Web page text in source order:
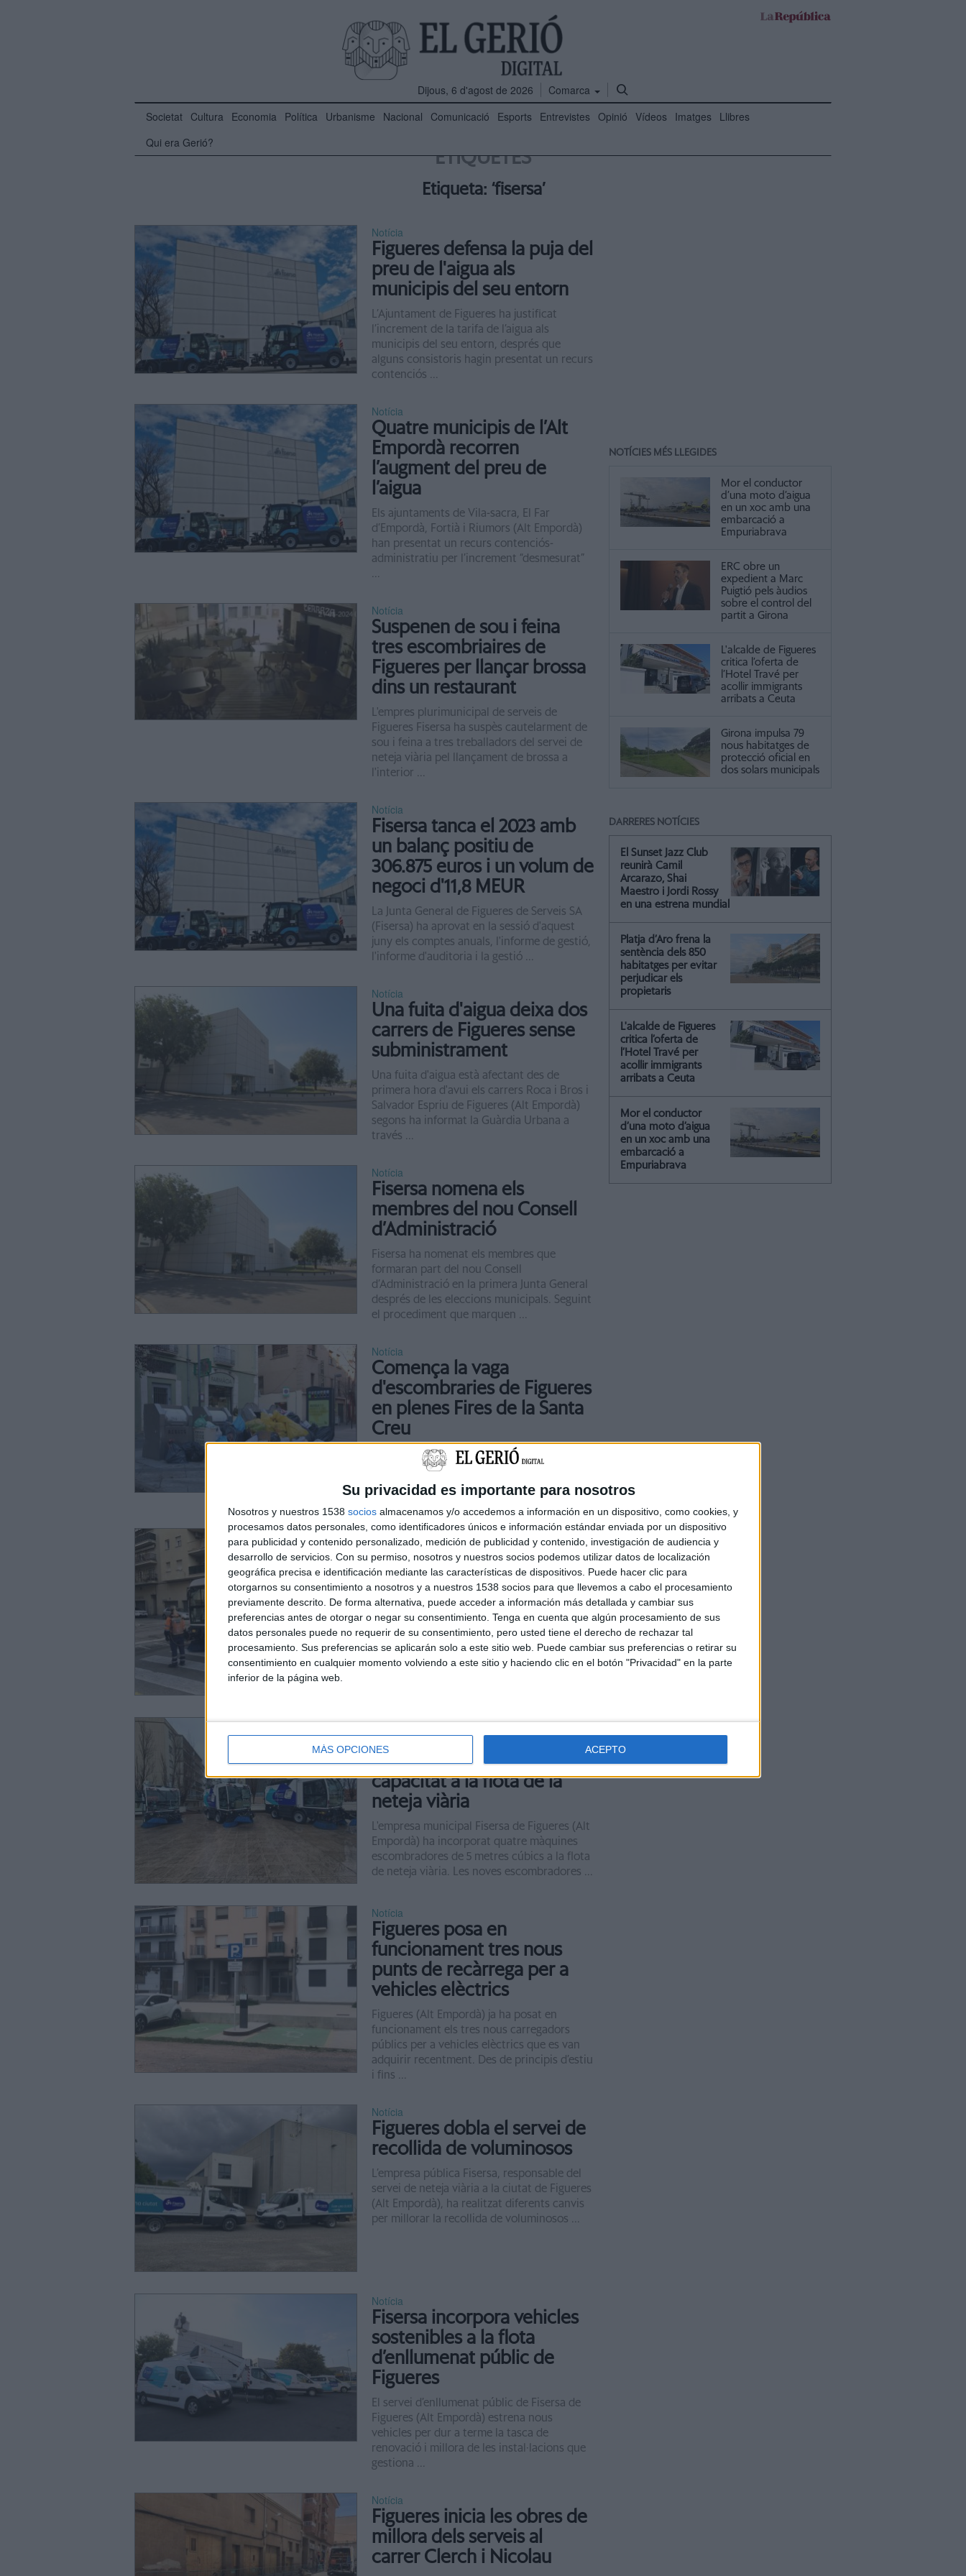
Su privacidad es importante para nosotros
Nosotros y nuestros 1538 socios almacenamos y/o accedemos a información en un dispositivo, como cookies, y
procesamos datos personales, como identificadores únicos e información estándar enviada por un dispositivo
para publicidad y contenido personalizado, medición de publicidad y contenido, investigación de audiencia y
desarrollo de servicios. Con su permiso, nosotros y nuestros socios podemos utilizar datos de localización
geográfica precisa e identificación mediante las características de dispositivos. Puede hacer clic para
otorgarnos su consentimiento a nosotros y a nuestros 1538 socios para que llevemos a cabo el procesamiento
previamente descrito. De forma alternativa, puede acceder a información más detallada y cambiar sus
preferencias antes de otorgar o negar su consentimiento. Tenga en cuenta que algún procesamiento de sus
datos personales puede no requerir de su consentimiento, pero usted tiene el derecho de rechazar tal
procesamiento. Sus preferencias se aplicarán solo a este sitio web. Puede cambiar sus preferencias o retirar su
consentimiento en cualquier momento volviendo a este sitio y haciendo clic en el botón "Privacidad" en la parte
inferior de la página web.
MÁS OPCIONES ACEPTO
Dijous, 6 d'agost de 2026
Comarca
Societat Cultura Economia Política Urbanisme Nacional Comunicació Esports Entrevistes Opinió Vídeos Imatges Llibres
Qui era Gerió?
ETIQUETES
Etiqueta: ‘fisersa’
Notícia
Figueres defensa la puja del
preu de l'aigua als
municipis del seu entorn
L’Ajuntament de Figueres ha justificat
l’increment de la tarifa de l’aigua als
municipis del seu entorn, després que
alguns consistoris hagin presentat un recurs
contenciós ...
Notícia
Quatre municipis de l’Alt
Empordà recorren
l’augment del preu de
l’aigua
Els ajuntaments de Vila-sacra, El Far
d’Empordà, Fortià i Riumors (Alt Empordà)
han presentat un recurs contenciós-
administratiu per l’increment “desmesurat”
Notícia
Suspenen de sou i feina
tres escombriaires de
Figueres per llançar brossa
dins un restaurant
L'empres plurimunicipal de serveis de
Figueres Fisersa ha suspès cautelarment de
sou i feina a tres treballadors del servei de
neteja viària pel llançament de brossa a
l'interior ...
Notícia
Fisersa tanca el 2023 amb
un balanç positiu de
306.875 euros i un volum de
negoci d'11,8 MEUR
La Junta General de Figueres de Serveis SA
(Fisersa) ha aprovat en la sessió d'aquest
juny els comptes anuals, l'informe de gestió,
l'informe d'auditoria i la gestió ...
Notícia
Una fuita d'aigua deixa dos
carrers de Figueres sense
subministrament
Una fuita d'aigua està afectant des de
primera hora d'avui els carrers Roca i Bros i
Salvador Espriu de Figueres (Alt Empordà)
segons ha informat la Guàrdia Urbana a
través ...
Notícia
Fisersa nomena els
membres del nou Consell
d’Administració
Fisersa ha nomenat els membres que
formaran part del nou Consell
d’Administració en la primera Junta General
després de les eleccions municipals. Seguint
el procediment que marquen ...
Notícia
Comença la vaga
d'escombraries de Figueres
en plenes Fires de la Santa
Creu
Figueres (Alt Empordà) enceta les Fires i
Festes de la Santa Creu amb una nova vaga
d'escombraries. La vaga ha començat aquest
divendres a les sis del matí i s'allargarà ...
Notícia
Fisersa incorpora onze
nous operaris al servei de
neteja viària a Figueres
Fisersa ha contractat onze treballadors per
reforçar l’àrea de neteja viària i cobrir
diverses necessitats sorgides des que
l’empresa plurimunicipal va assumir el servei
Notícia
Figueres incorpora quatre
escombradores de gran
capacitat a la flota de la
neteja viària
L'empresa municipal Fisersa de Figueres (Alt
Empordà) ha incorporat quatre màquines
escombradores de 5 metres cúbics a la flota
de neteja viària. Les noves escombradores ...
Notícia
Figueres posa en
funcionament tres nous
punts de recàrrega per a
vehicles elèctrics
Figueres (Alt Empordà) ja ha posat en
funcionament els tres nous carregadors
públics per a vehicles elèctrics que es van
adquirir recentment. Des de principis d’estiu
i fins ...
Notícia
Figueres dobla el servei de
recollida de voluminosos
L’empresa pública Fisersa, responsable del
servei de neteja viària a la ciutat de Figueres
(Alt Empordà), ha realitzat diferents canvis
per millorar la recollida de voluminosos ...
Notícia
Fisersa incorpora vehicles
sostenibles a la flota
d’enllumenat públic de
Figueres
El servei d’enllumenat públic de Fisersa de
Figueres (Alt Empordà) estrena nous
vehicles per dur a terme la tasca de
renovació i millora de les instal·lacions que
gestiona ...
Notícia
Figueres inicia les obres de
millora dels serveis al
carrer Clerch i Nicolau
NOTÍCIES MÉS LLEGIDES
Mor el conductor
d’una moto d’aigua
en un xoc amb una
embarcació a
Empuriabrava
ERC obre un
expedient a Marc
Puigtió pels àudios
sobre el control del
partit a Girona
L'alcalde de Figueres
critica l’oferta de
l’Hotel Travé per
acollir immigrants
arribats a Ceuta
Girona impulsa 79
nous habitatges de
protecció oficial en
dos solars municipals
DARRERES NOTÍCIES
El Sunset Jazz Club
reunirà Camil
Arcarazo, Shai
Maestro i Jordi Rossy
en una estrena mundial
Platja d’Aro frena la
sentència dels 850
habitatges per evitar
perjudicar els
propietaris
L'alcalde de Figueres
critica l’oferta de
l’Hotel Travé per
acollir immigrants
arribats a Ceuta
Mor el conductor
d’una moto d’aigua
en un xoc amb una
embarcació a
Empuriabrava